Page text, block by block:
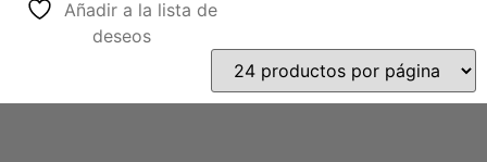
Añadir a la lista de
deseos